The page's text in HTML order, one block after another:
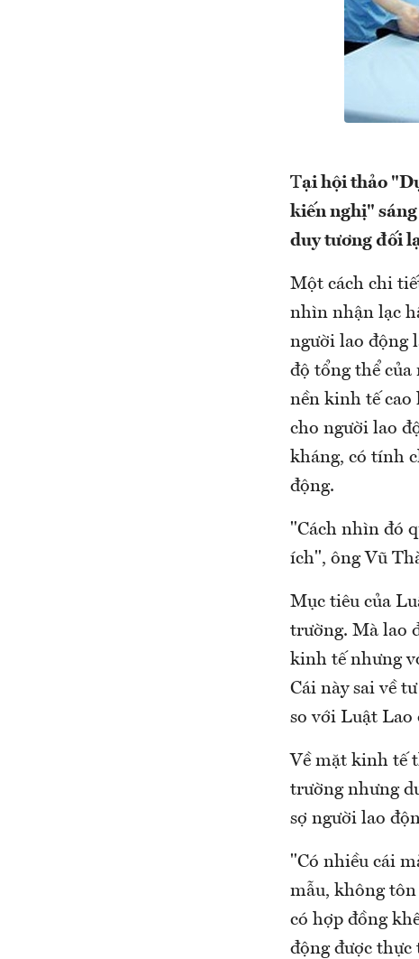
Tại hội thảo
kiến nghị"
duy tương đối
Một cách chi
nhìn nhận lạc
người lao động
độ tổng thể
nền kinh tế cao
cho người lao
kháng, có tính
động.
"Cách nhìn đó
ích", ông Vũ
Mục tiêu của
trường. Mà lao
kinh tế nhưng
Cái này sai về
so với Luật Lao
Về mặt kinh tế
trường nhưng
sợ người lao
"Có nhiều cái
mẫu, không
có hợp đồng
động được